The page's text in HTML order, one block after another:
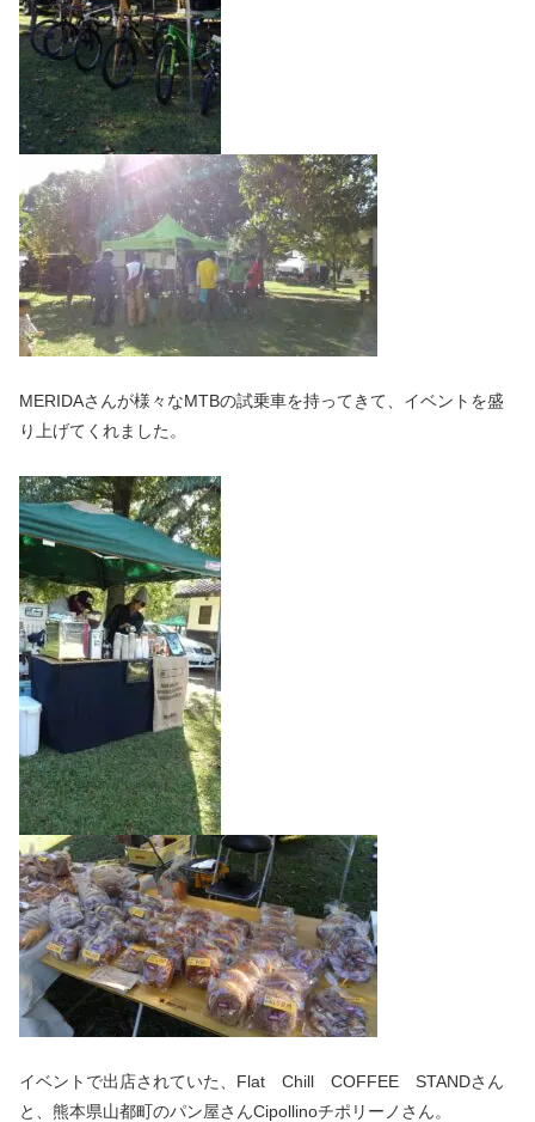
MERIDAさんが様々なMTBの試乗車を持ってきて、イベントを盛
り上げてくれました。
イベントで出店されていた、Flat Chill COFFEE STANDさん
と、熊本県山都町のパン屋さんCipollinoチポリーノさん。